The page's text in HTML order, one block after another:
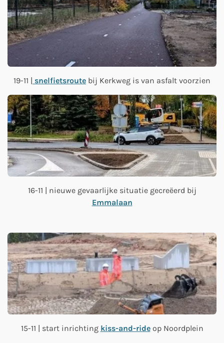
19-11 | snelfietsroute bij Kerkweg is van asfalt voorzien
16-11 | nieuwe gevaarlijke situatie gecreëerd bij
Emmalaan
15-11 | start inrichting kiss-and-rideop Noordplein